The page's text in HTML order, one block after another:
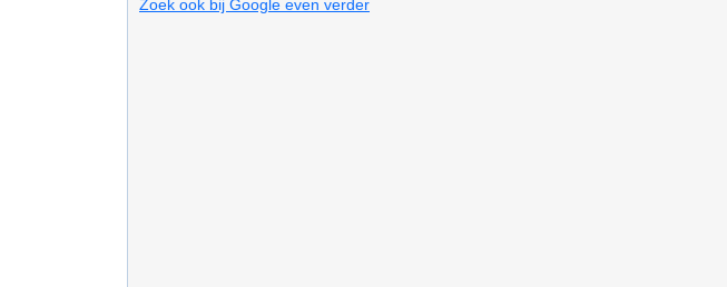
Zoek ook bij Google even verder